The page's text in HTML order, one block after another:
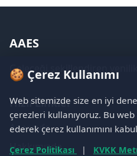
AAES
Geleceği şekillendiren
Hızlı Linkler
Anasayfa
Hakkımızda
🍪 Çerez Kullanımı
Web sitemizde size en iyi
çerezleri kullanıyoruz. Bu
ederek çerez kullanımını
Çerez Politikası | KVKK